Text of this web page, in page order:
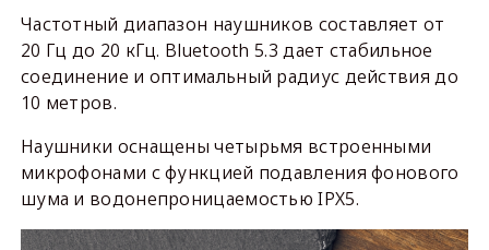
Частотный диапазон наушников составляет от
20 Гц до 20 кГц. Bluetooth 5.3 дает стабильное
соединение и оптимальный радиус действия до
10 метров.
Наушники оснащены четырьмя встроенными
микрофонами с функцией подавления фонового
шума и водонепроницаемостью IPX5.